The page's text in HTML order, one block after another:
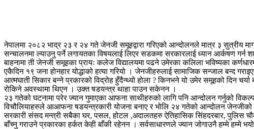
नेपालमा २०८२ भाद्र २३ र २४ गते जेनजी समूहद्वारा गरिएको आन्दोलनले मात्र ३ सुत्रीय
सन्चालनमा ल्याउनु पर्ने लगायतका विषयलाई लिएर सडकमा सरकारलाई ध्यान आर्कषण गर्न
बाहनामा ती जेनजी समूहका प्रायः कलेज विद्यालयमा पढने उमेरका कलिला भविष्यका
एकैदिन १९ जना होनहार योद्धाको हत्या गरियो । जेनजीहरुलाई सामाजिक सन्जाल बन्द
आत्मघाती सिकार बन्ने प्रकारको विद्रोह हुँदैन्थ्यो होला ? किनभने यो उमेर समूहको दिन
रोकिने अवस्थामा थिएन । उक्त षडयन्त्र थाहा पाउन सकेनन ।
२३ गतेको घटनामा परेर ज्यान गुमाएका आफना साथीहरुको लागि पनि आन्दोलन गर्नुको
विचौलियाहरुले आआफना षडयन्त्रकारी योजना बनाए र भोलि २४ गतेको आन्दोलन जेनजीको नाम
सरकारी संसद मन्त्री सबैका घर, पसल, होटल ,अदालतहरु ऐतिहासिक सिंहदरबार, पुलिस
बाँच्नु गराउने प्रकारका हर्कत केही बाँकी रहेनन । सर्वसाधारणले ज्यान जोगाउनै हम्मे हम्मे